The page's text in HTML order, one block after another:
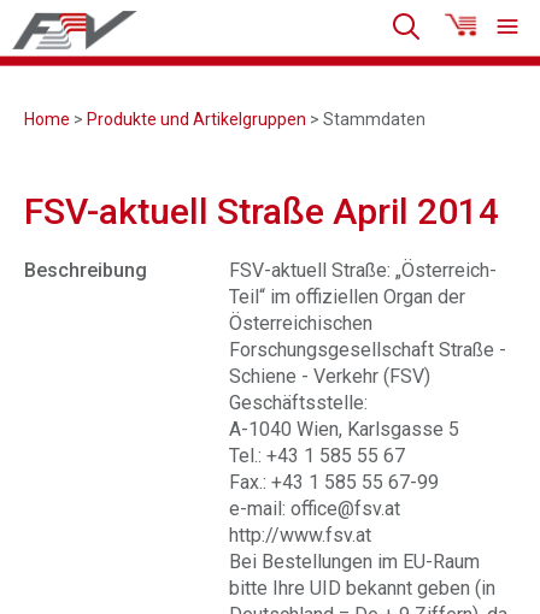
Home > Produkte und Artikelgruppen > Stammdaten
FSV-aktuell Straße April 2014
Beschreibung
FSV-aktuell Straße: „Österreich-
Teil“ im offiziellen Organ der
Österreichischen
Forschungsgesellschaft Straße -
Schiene - Verkehr (FSV)
Geschäftsstelle:
A-1040 Wien, Karlsgasse 5
Tel.: +43 1 585 55 67
Fax.: +43 1 585 55 67-99
e-mail: office@fsv.at
http://www.fsv.at
Bei Bestellungen im EU-Raum
bitte Ihre UID bekannt geben (in